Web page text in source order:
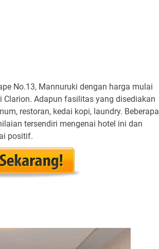
No.13, Mannuruki dengan harga mulai
Adapun fasilitas yang disediakan
restoran, kedai kopi, laundry. Beberapa
tersendiri mengenai hotel ini dan
positif.